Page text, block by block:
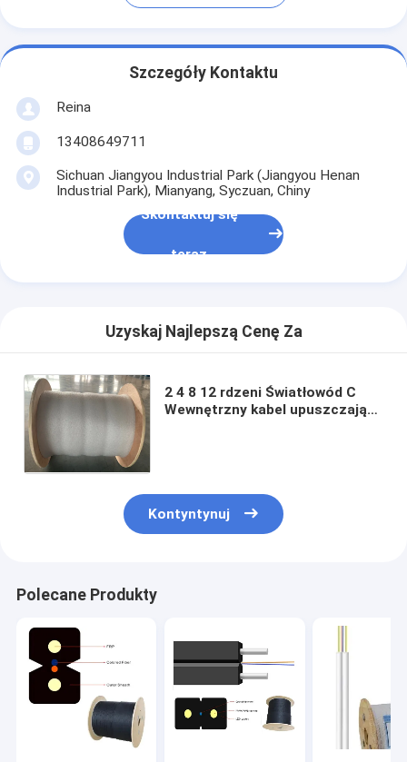
Szczegóły Kontaktu
Reina
13408649711
Sichuan Jiangyou Industrial Park (Jiangyou Henan
Industrial Park), Mianyang, Syczuan, Chiny
Skontaktuj się
teraz
Uzyskaj Najlepszą Cenę Za
2 4 8 12 rdzeni Światłowód C
Wewnętrzny kabel upuszczający
Kontyntynuj
Polecane Produkty